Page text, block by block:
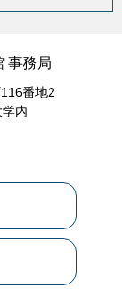
事務局
番地2
内